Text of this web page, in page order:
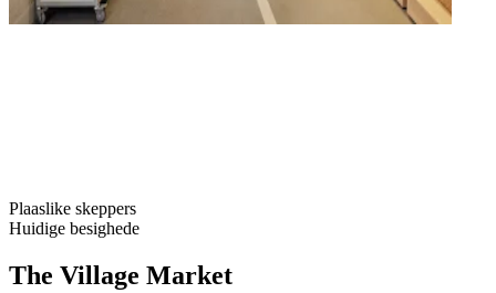
Plaaslike skeppers
Huidige besighede
The Village Market